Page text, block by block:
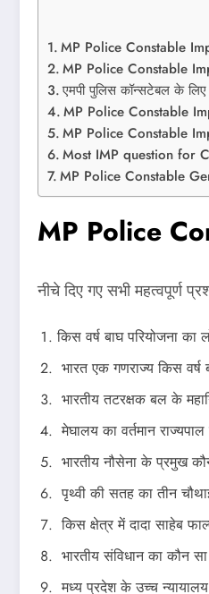
MP Police Constable
MP Police Constable
एमपी पुलिस कॉन्‍सटेबल के
MP Police Constable
MP Police Constable
Most IMP question for
MP Police Constable
MP Police
नीचे दिए गए सभी महत्वपूर्ण
किस वर्ष बाघ परियोजना
भारत एक गणराज्य किस वर्ष
भारतीय तटरक्षक बल के
मेघालय का वर्तमान
भारतीय नौसेना के प्रमुख
पृथ्वी की सतह का तीन
किस क्षेत्र में दादा साहेब
भारतीय संविधान का कौन
मध्य प्रदेश के उच्च